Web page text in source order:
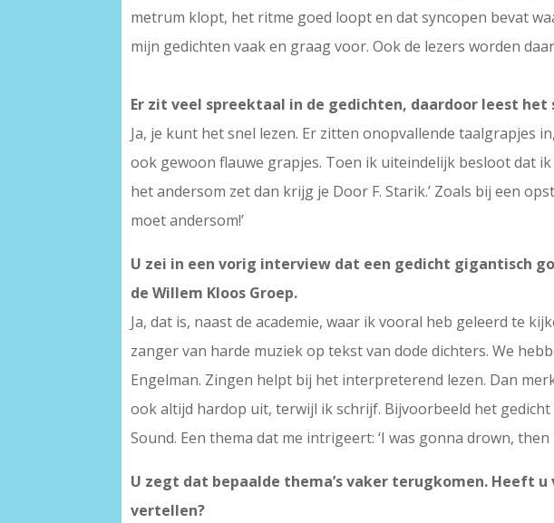
metrum klopt, het ritme goed loopt en dat syncopen bevat
mijn gedichten vaak en graag voor. Ook de lezers worden
Er zit veel spreektaal in de gedichten, daardoor leest het
Ja, je kunt het snel lezen. Er zitten onopvallende taalgrapjes
ook gewoon flauwe grapjes. Toen ik uiteindelijk besloot dat
het andersom zet dan krijg je Door F. Starik.’ Zoals bij een
moet andersom!’
U zei in een vorig interview dat een gedicht gigantisch
de Willem Kloos Groep.
Ja, dat is, naast de academie, waar ik vooral heb geleerd te
zanger van harde muziek op tekst van dode dichters. We
Engelman. Zingen helpt bij het interpreterend lezen. Dan
ook altijd hardop uit, terwijl ik schrijf. Bijvoorbeeld het gedicht
Sound. Een thema dat me intrigeert: ‘I was gonna drown, then
U zegt dat bepaalde thema’s vaker terugkomen. Heeft
vertellen?